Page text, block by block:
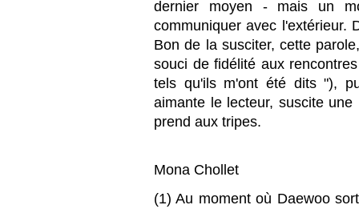
dernier moyen - mais un
communiquer avec l'extérieur.
Bon de la susciter, cette
souci de fidélité aux
tels qu'ils m'ont été dits "),
aimante le lecteur, suscite
prend aux tripes.
Mona Chollet
(1) Au moment où Daewoo